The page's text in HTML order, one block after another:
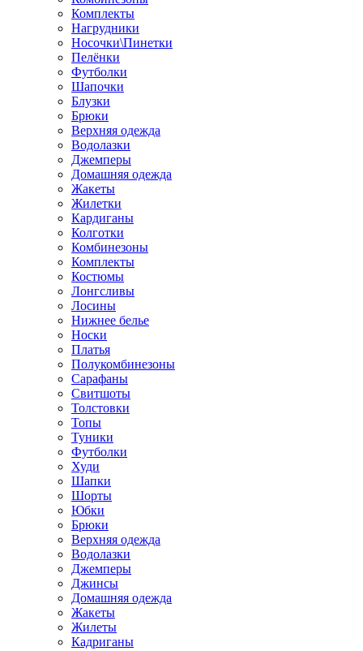
Комплекты
Нагрудники
Носочки\Пинетки
Пелёнки
Футболки
Шапочки
Блузки
Брюки
Верхняя одежда
Водолазки
Джемперы
Домашняя одежда
Жакеты
Жилетки
Кардиганы
Колготки
Комбинезоны
Комплекты
Костюмы
Лонгсливы
Лосины
Нижнее белье
Носки
Платья
Полукомбинезоны
Сарафаны
Свитшоты
Толстовки
Топы
Туники
Футболки
Худи
Шапки
Шорты
Юбки
Брюки
Верхняя одежда
Водолазки
Джемперы
Джинсы
Домашняя одежда
Жакеты
Жилеты
Кадриганы